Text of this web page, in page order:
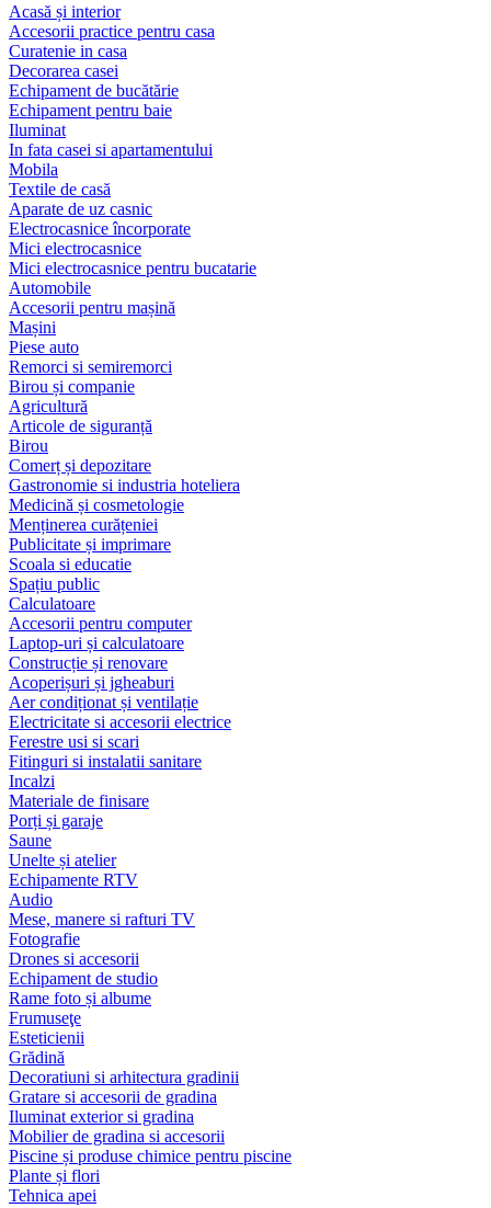
Acasă și interior
Accesorii practice pentru casa
Curatenie in casa
Decorarea casei
Echipament de bucătărie
Echipament pentru baie
Iluminat
In fata casei si apartamentului
Mobila
Textile de casă
Aparate de uz casnic
Electrocasnice încorporate
Mici electrocasnice
Mici electrocasnice pentru bucatarie
Automobile
Accesorii pentru mașină
Mașini
Piese auto
Remorci si semiremorci
Birou și companie
Agricultură
Articole de siguranță
Birou
Comerț și depozitare
Gastronomie si industria hoteliera
Medicină și cosmetologie
Menținerea curățeniei
Publicitate și imprimare
Scoala si educatie
Spațiu public
Calculatoare
Accesorii pentru computer
Laptop-uri și calculatoare
Construcție și renovare
Acoperișuri și jgheaburi
Aer condiționat și ventilație
Electricitate si accesorii electrice
Ferestre usi si scari
Fitinguri si instalatii sanitare
Incalzi
Materiale de finisare
Porți și garaje
Saune
Unelte și atelier
Echipamente RTV
Audio
Mese, manere si rafturi TV
Fotografie
Drones si accesorii
Echipament de studio
Rame foto și albume
Frumuseţe
Esteticienii
Grădină
Decoratiuni si arhitectura gradinii
Gratare si accesorii de gradina
Iluminat exterior si gradina
Mobilier de gradina si accesorii
Piscine și produse chimice pentru piscine
Plante și flori
Tehnica apei